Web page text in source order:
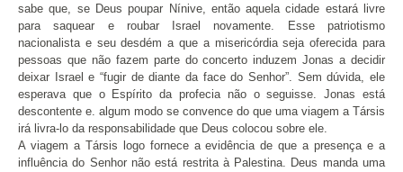
sabe que, se Deus poupar Nínive, então aquela cidade estará livre
para saquear e roubar Israel novamente. Esse patriotismo
nacionalista e seu desdém a que a misericórdia seja oferecida para
pessoas que não fazem parte do concerto induzem Jonas a decidir
deixar Israel e “fugir de diante da face do Senhor”. Sem dúvida, ele
esperava que o Espírito da profecia não o seguisse. Jonas está
descontente e. algum modo se convence do que uma viagem a Társis
irá livra-lo da responsabilidade que Deus colocou sobre ele.
A viagem a Társis logo fornece a evidência de que a presença e a
influência do Senhor não está restrita à Palestina. Deus manda uma